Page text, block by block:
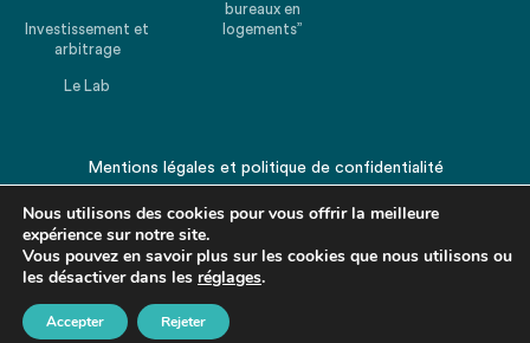
Investissement et
arbitrage
Le Lab
bureaux en
logements”
Mentions légales et politique de confidentialité
Revenir en haut de la page
Nous utilisons des cookies pour vous offrir la meilleure
expérience sur notre site.
Vous pouvez en savoir plus sur les cookies que nous utilisons ou
les désactiver dans les réglages.
Accepter Rejeter